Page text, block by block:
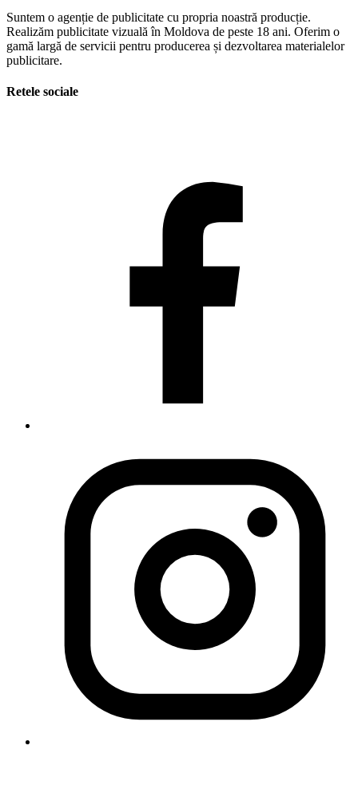
Suntem o agenție de publicitate cu propria noastră producție.
Realizăm publicitate vizuală în Moldova de peste 18 ani. Oferim o
gamă largă de servicii pentru producerea și dezvoltarea materialelor
publicitare.
Retele sociale